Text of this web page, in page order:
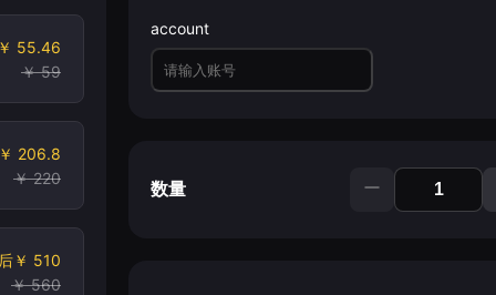
￥ 55.46
￥ 59
￥ 206.8
￥ 220
￥ 510
￥ 560
account
数量